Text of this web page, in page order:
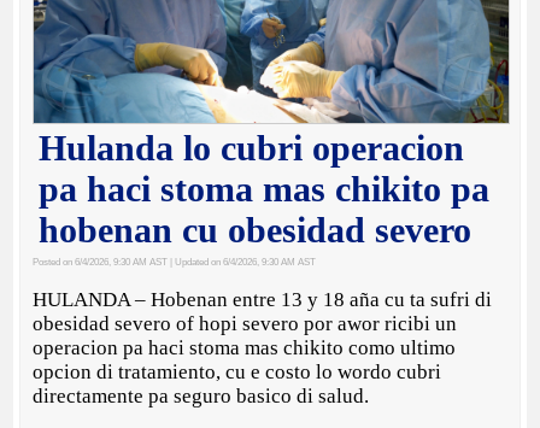
Hulanda lo cubri operacion
pa haci stoma mas chikito pa
hobenan cu obesidad severo
Posted on 6/4/2026, 9:30 AM AST | Updated on 6/4/2026, 9:30 AM AST
HULANDA – Hobenan entre 13 y 18 aña cu ta sufri di
obesidad severo of hopi severo por awor ricibi un
operacion pa haci stoma mas chikito como ultimo
opcion di tratamiento, cu e costo lo wordo cubri
directamente pa seguro basico di salud.